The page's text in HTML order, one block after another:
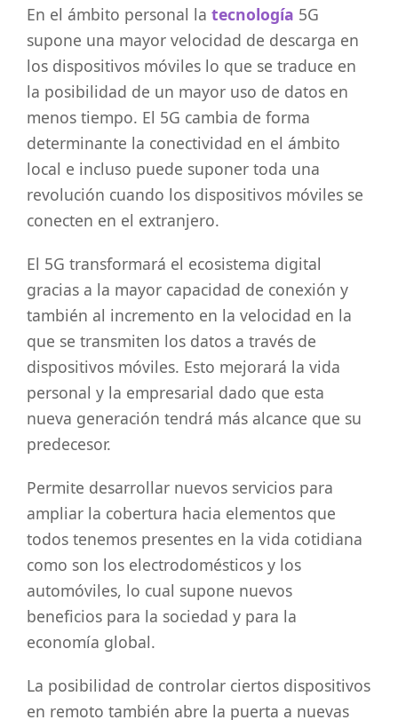
En el ámbito personal la tecnología 5G
supone una mayor velocidad de descarga en
los dispositivos móviles lo que se traduce en
la posibilidad de un mayor uso de datos en
menos tiempo. El 5G cambia de forma
determinante la conectividad en el ámbito
local e incluso puede suponer toda una
revolución cuando los dispositivos móviles se
conecten en el extranjero.
El 5G transformará el ecosistema digital
gracias a la mayor capacidad de conexión y
también al incremento en la velocidad en la
que se transmiten los datos a través de
dispositivos móviles. Esto mejorará la vida
personal y la empresarial dado que esta
nueva generación tendrá más alcance que su
predecesor.
Permite desarrollar nuevos servicios para
ampliar la cobertura hacia elementos que
todos tenemos presentes en la vida cotidiana
como son los electrodomésticos y los
automóviles, lo cual supone nuevos
beneficios para la sociedad y para la
economía global.
La posibilidad de controlar ciertos dispositivos
en remoto también abre la puerta a nuevas